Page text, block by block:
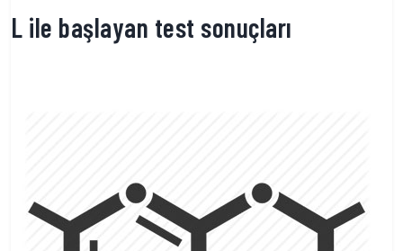
L ile başlayan test sonuçları